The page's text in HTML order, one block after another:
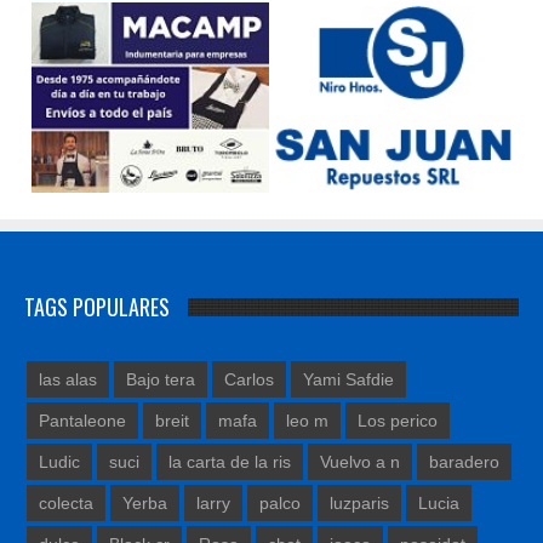
TAGS POPULARES
las alas Bajo tera Carlos Yami Safdie
Pantaleone breit mafa leo m Los perico
Ludic suci la carta de la ris Vuelvo a n baradero
colecta Yerba larry palco luzparis Lucia